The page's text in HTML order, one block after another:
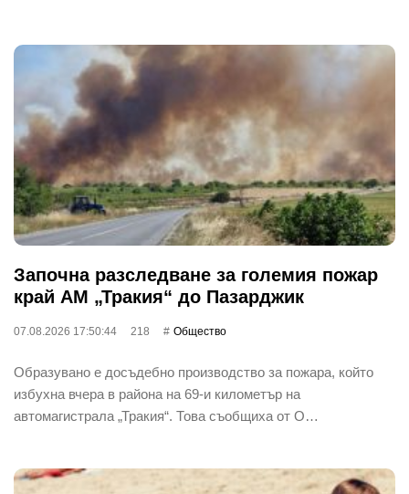
Започна разследване за големия пожар
край АМ „Тракия“ до Пазарджик
07.08.2026 17:50:44 218 Общество
Образувано е досъдебно производство за пожара, който
избухна вчера в района на 69-и километър на
автомагистрала „Тракия“. Това съобщиха от О…